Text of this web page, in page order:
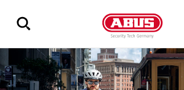
Geef
alle